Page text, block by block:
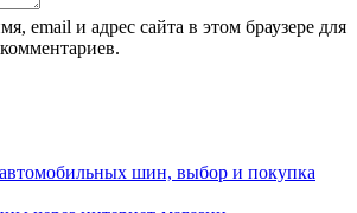
email и адрес сайта в этом браузере для
шин, выбор и покупка